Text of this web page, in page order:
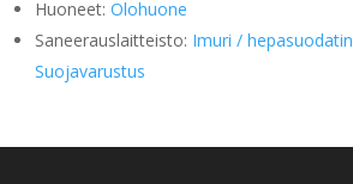
Huoneet: Olohuone
Saneerauslaitteisto: Imuri / hepasuodatin
Suojavarustus